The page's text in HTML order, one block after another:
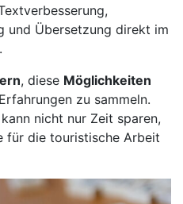
und Übersetzung direkt im
, diese Möglichkeiten
zu sammeln.
nicht nur Zeit sparen,
für die touristische Arbeit